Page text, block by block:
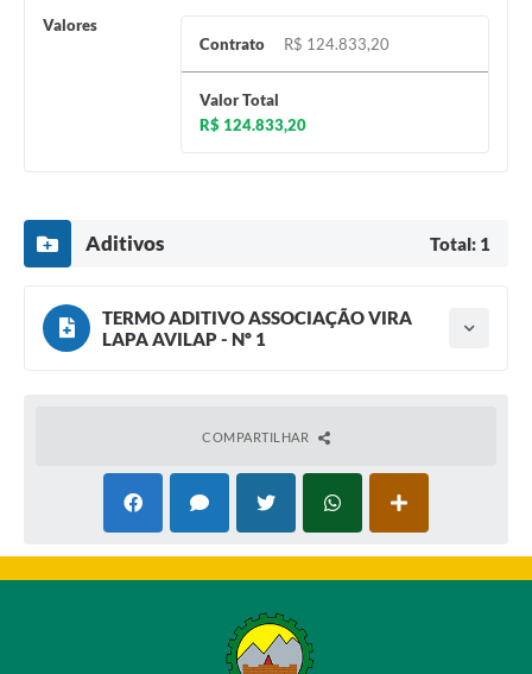
Valores
Contrato
R$ 124.833,20
Valor Total
R$ 124.833,20
Aditivos Total: 1
TERMO ADITIVO ASSOCIAÇÃO VIRA
LAPA AVILAP - Nº 1
Tipo do termo: Termo Aditivo
Vigência: 31/12/2025COMPARTILHAR